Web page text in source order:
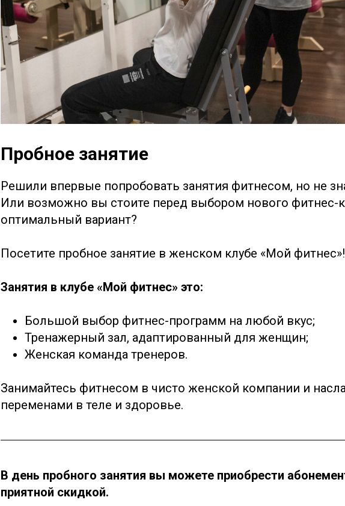
Пробное занятие
Решили впервые попробовать занятия фитнесом, но не
Или возможно вы стоите перед выбором нового фитнес-
оптимальный вариант?
Посетите пробное занятие в женском клубе «Мой фитнес»!
Занятия в клубе «Мой фитнес» это:
Большой выбор фитнес-программ на любой вкус;
Тренажерный зал, адаптированный для женщин;
Женская команда тренеров.
Занимайтесь фитнесом в чисто женской компании и
переменами в теле и здоровье.
В день пробного занятия вы можете приобрести
приятной скидкой.